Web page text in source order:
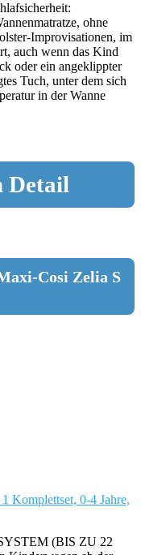
ohne
Improvisationen, im
auch wenn das Kind
oder ein angeklippter
Tuch, unter dem sich
in der Wanne
Detail
Cosi Zelia S
Komplettset, 0-4 Jahre,
(BIS ZU 22